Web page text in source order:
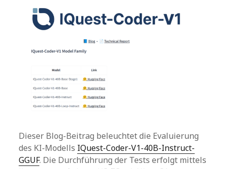
Dieser Blog-Beitrag beleuchtet die Evaluierung
des KI-Modells IQuest-Coder-V1-40B-Instruct-
GGUF. Die Durchführung der Tests erfolgt mittels